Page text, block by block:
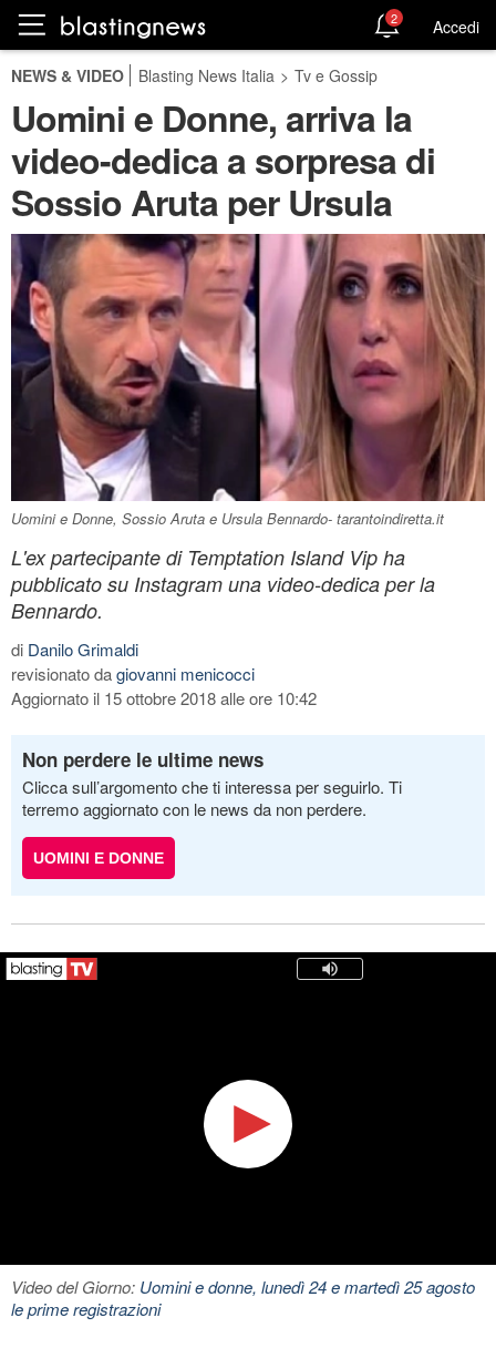
2 Accedi
NEWS & VIDEO Blasting News Italia > Tv e Gossip
Uomini e Donne, arriva la
video-dedica a sorpresa di
Sossio Aruta per Ursula
Uomini e Donne, Sossio Aruta e Ursula Bennardo- tarantoindiretta.it
L'ex partecipante di Temptation Island Vip ha
pubblicato su Instagram una video-dedica per la
Bennardo.
di Danilo Grimaldi
revisionato dagiovanni menicocci
Aggiornato il 15 ottobre 2018 alle ore 10:42
Non perdere le ultime news
Clicca sull’argomento che ti interessa per seguirlo. Ti
terremo aggiornato con le news da non perdere.
UOMINI E DONNE
Video del Giorno: Uomini e donne, lunedì 24 e martedì 25 agosto
le prime registrazioni